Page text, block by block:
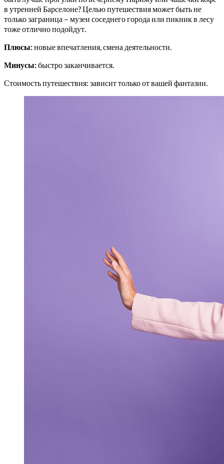
в утренней Барселоне? Целью путешествия может быть не
только заграница – музеи соседнего города или пикник в лесу
тоже отлично подойдут.
Плюсы:новые впечатления, смена деятельности.
Минусы:быстро заканчивается.
Стоимость путешествия: зависит только от вашей фантазии.